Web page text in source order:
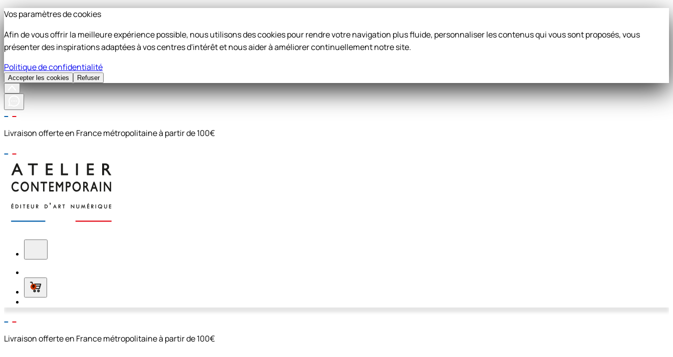
Vos paramètres de cookies
Afin de vous offrir la meilleure expérience possible, nous utilisons des cookies pour rendre votre navigation plus fluide, personnaliser les contenus qui vous sont proposés, vous
présenter des inspirations adaptées à vos centres d'intérêt et nous aider à améliorer continuellement notre site.
Politique de confidentialité
Accepter les cookies Refuser
Livraison offerte en France métropolitaine à partir de 100€
0
Livraison offerte en France métropolitaine à partir de 100€